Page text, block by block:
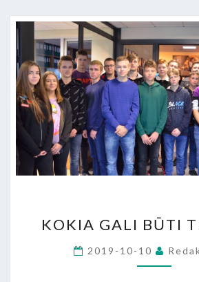
GALI
KOKIA GALI BŪTI
2019-10-10